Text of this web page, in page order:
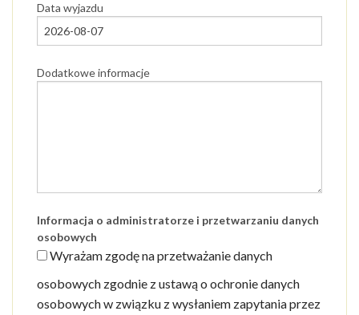
Data wyjazdu
Dodatkowe informacje
Informacja o administratorze i przetwarzaniu danych
osobowych
Wyrażam zgodę na przetważanie danych
osobowych zgodnie z ustawą o ochronie danych
osobowych w związku z wysłaniem zapytania przez